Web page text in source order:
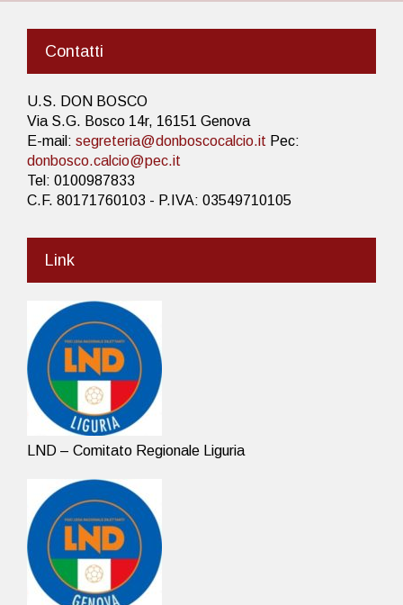
Contatti
U.S. DON BOSCO
Via S.G. Bosco 14r, 16151 Genova
E-mail: segreteria@donboscocalcio.it Pec:
donbosco.calcio@pec.it
Tel: 0100987833
C.F. 80171760103 - P.IVA: 03549710105
Link
LND – Comitato Regionale Liguria